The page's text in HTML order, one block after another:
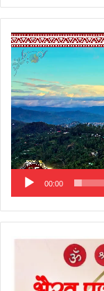
Video
Player
00:00